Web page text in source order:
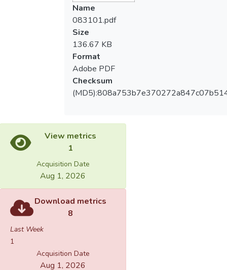
Name
083101.pdf
Size
136.67 KB
Format
Adobe PDF
Checksum
View metrics
1
Acquisition Date
Aug 1, 2026
Download metrics
8
Last Week
1
Acquisition Date
Aug 1, 2026